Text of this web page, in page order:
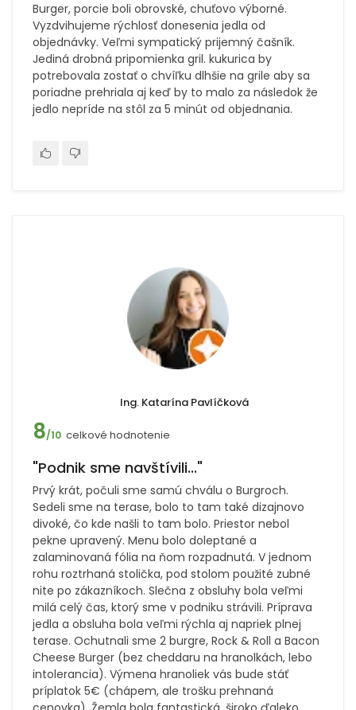
Burger, porcie boli obrovské, chuťovo výborné.
Vyzdvihujeme rýchlosť donesenia jedla od
objednávky. Veľmi sympatický prijemný čašník.
Jediná drobná pripomienka gril. kukurica by
potrebovala zostať o chvíľku dlhšie na grile aby sa
poriadne prehriala aj keď by to malo za následok že
jedlo nepríde na stôl za 5 minút od objednania.
Ing. Katarína Pavlíčková
8/10 celkové hodnotenie
"Podnik sme navštívili..."
Prvý krát, počuli sme samú chválu o Burgroch.
Sedeli sme na terase, bolo to tam také dizajnovo
divoké, čo kde našli to tam bolo. Priestor nebol
pekne upravený. Menu bolo doleptané a
zalaminovaná fólia na ňom rozpadnutá. V jednom
rohu roztrhaná stolička, pod stolom použité zubné
nite po zákazníkoch. Slečna z obsluhy bola veľmi
milá celý čas, ktorý sme v podniku strávili. Príprava
jedla a obsluha bola veľmi rýchla aj napriek plnej
terase. Ochutnali sme 2 burgre, Rock & Roll a Bacon
Cheese Burger (bez cheddaru na hranolkách, lebo
intolerancia). Výmena hranoliek vás bude stáť
príplatok 5€ (chápem, ale trošku prehnaná